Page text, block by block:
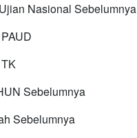
Nasional Sebelumnya
Sebelumnya
Sebelumnya